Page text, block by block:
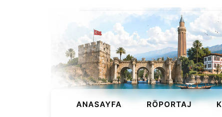
ANASAYFA RÖPORTAJ